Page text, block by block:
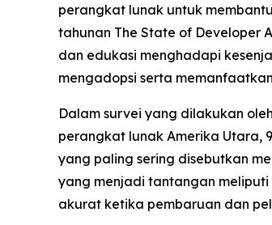
perangkat lunak untuk
tahunan The State of Developer
dan edukasi menghadapi
mengadopsi serta
Dalam survei yang dilakukan
perangkat lunak Amerika Utara,
yang paling sering disebutkan
yang menjadi tantangan
akurat ketika pembaruan dan